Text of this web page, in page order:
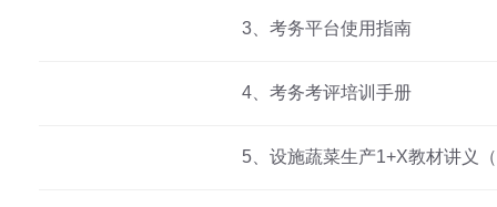
3、考务平台使用指南
4、考务考评培训手册
5、设施蔬菜生产1+X教材讲义